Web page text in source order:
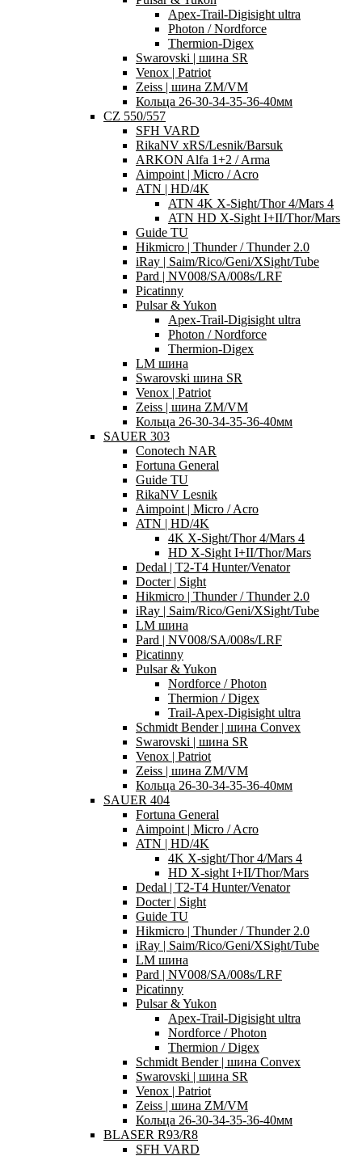
Apex-Trail-Digisight ultra
Photon / Nordforce
Thermion-Digex
Swarovski | шина SR
Venox | Patriot
Zeiss | шина ZM/VM
Кольца 26-30-34-35-36-40мм
CZ 550/557
SFH VARD
RikaNV xRS/Lesnik/Barsuk
ARKON Alfa 1+2 / Arma
Aimpoint | Micro / Acro
ATN | HD/4K
ATN 4K X-Sight/Thor 4/Mars 4
ATN HD X-Sight I+II/Thor/Mars
Guide TU
Hikmicro | Thunder / Thunder 2.0
iRay | Saim/Rico/Geni/XSight/Tube
Pard | NV008/SA/008s/LRF
Picatinny
Pulsar & Yukon
Apex-Trail-Digisight ultra
Photon / Nordforce
Thermion-Digex
LM шина
Swarovski шина SR
Venox | Patriot
Zeiss | шина ZM/VM
Кольца 26-30-34-35-36-40мм
SAUER 303
Conotech NAR
Fortuna General
Guide TU
RikaNV Lesnik
Aimpoint | Micro / Acro
ATN | HD/4K
4K X-Sight/Thor 4/Mars 4
HD X-Sight I+II/Thor/Mars
Dedal | T2-T4 Hunter/Venator
Docter | Sight
Hikmicro | Thunder / Thunder 2.0
iRay | Saim/Rico/Geni/XSight/Tube
LM шина
Pard | NV008/SA/008s/LRF
Picatinny
Pulsar & Yukon
Nordforce / Photon
Thermion / Digex
Trail-Apex-Digisight ultra
Schmidt Bender | шина Convex
Swarovski | шина SR
Venox | Patriot
Zeiss | шина ZM/VM
Кольца 26-30-34-35-36-40мм
SAUER 404
Fortuna General
Aimpoint | Micro / Acro
ATN | HD/4K
4K X-sight/Thor 4/Mars 4
HD X-sight I+II/Thor/Mars
Dedal | T2-T4 Hunter/Venator
Docter | Sight
Guide TU
Hikmicro | Thunder / Thunder 2.0
iRay | Saim/Rico/Geni/XSight/Tube
LM шина
Pard | NV008/SA/008s/LRF
Picatinny
Pulsar & Yukon
Apex-Trail-Digisight ultra
Nordforce / Photon
Thermion / Digex
Schmidt Bender | шина Convex
Swarovski | шина SR
Venox | Patriot
Zeiss | шина ZM/VM
Кольца 26-30-34-35-36-40мм
BLASER R93/R8
SFH VARD